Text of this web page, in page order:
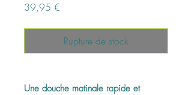
39,95 €
Rupture de stock
Une douche matinale rapide et